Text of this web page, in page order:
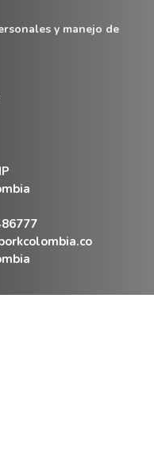
y manejo de